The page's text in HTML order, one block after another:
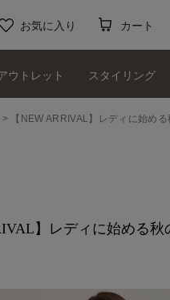
お気に入り カート
ウトレット スタイリング
【NEW ARRIVAL】レディに始め
】レディに始める